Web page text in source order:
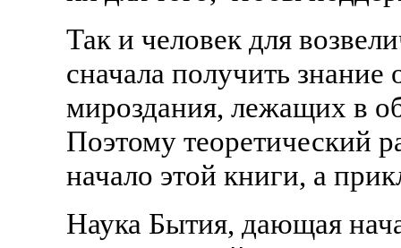
Так и человек для
сначала получить
мироздания, лежащих в
Поэтому теоретический
начало этой книги, а
Наука Бытия, дающая